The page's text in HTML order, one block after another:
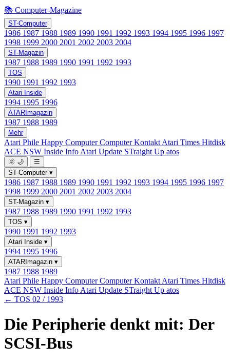
📚 Computer-Magazine
ST-Computer
1986 1987 1988 1989 1990 1991 1992 1993 1994 1995 1996 1997
1998 1999 2000 2001 2002 2003 2004
ST-Magazin
1987 1988 1989 1990 1991 1992 1993
TOS
1990 1991 1992 1993
Atari Inside
1994 1995 1996
ATARImagazin
1987 1988 1989
Mehr
Atari Phile Happy ComputerComputer Kontakt Atari Times Hitdisk
ACE NSW Inside Info Atari Update STraight Up atos
🌞 🌙
☰
ST-Computer ▾
1986 1987 1988 1989 1990 1991 1992 1993 1994 1995 1996 1997
1998 1999 2000 2001 2002 2003 2004
ST-Magazin ▾
1987 1988 1989 1990 1991 1992 1993
TOS ▾
1990 1991 1992 1993
Atari Inside ▾
1994 1995 1996
ATARImagazin ▾
1987 1988 1989
Atari Phile Happy ComputerComputer Kontakt Atari Times Hitdisk
ACE NSW Inside Info Atari Update STraight Up atos
← TOS 02 / 1993
Die Peripherie denkt mit: Der
SCSI-Bus